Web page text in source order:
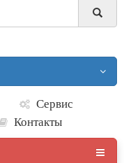
Сервис
Контакты